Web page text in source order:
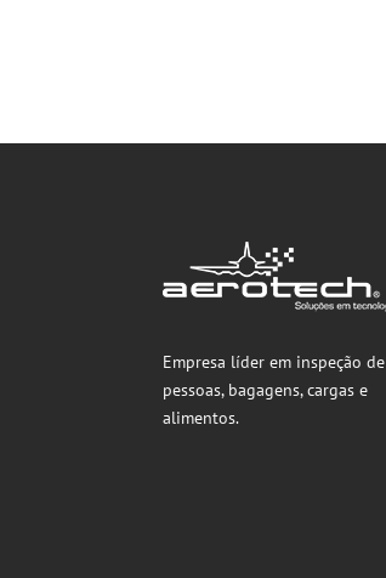
Empresa líder em inspeção de
pessoas, bagagens, cargas e
alimentos.